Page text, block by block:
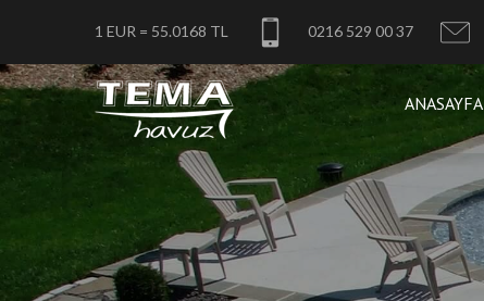
1 EUR = 55.0168 TL 0216 529 00 37
ANASAYFA